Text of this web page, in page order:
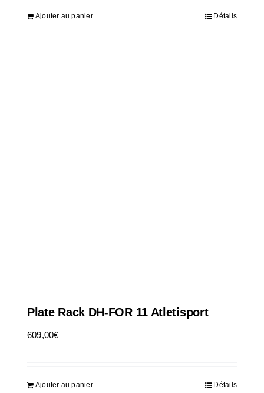
Ajouter au panier Détails
Plate Rack DH-FOR 11 Atletisport
609,00€
Ajouter au panier Détails